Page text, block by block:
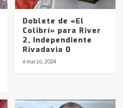
Doblete de «El
Colibrí» para River
2, Independiente
Rivadavia 0
6 marzo, 2024
del lunes